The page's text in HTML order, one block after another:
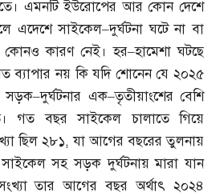
এমনটি ইউরোপের আর কোন দেশে
এদেশে সাইকেল–দুর্ঘটনা ঘটে না বা
কারণ নেই। হর–হামেশা ঘটছে
ব্যাপার নয় কি যদি শোনেন যে ২০২৫
সড়ক–দুর্ঘটনার এক–তৃতীয়াংশের বেশি
গত বছর সাইকেল চালাতে গিয়ে
ছিল ২৮১,যা আগের বছরের তুলনায়
সহ সড়ক দুর্ঘটনায় মারা যান
তার আগের বছর অর্থাৎ ২০২৪